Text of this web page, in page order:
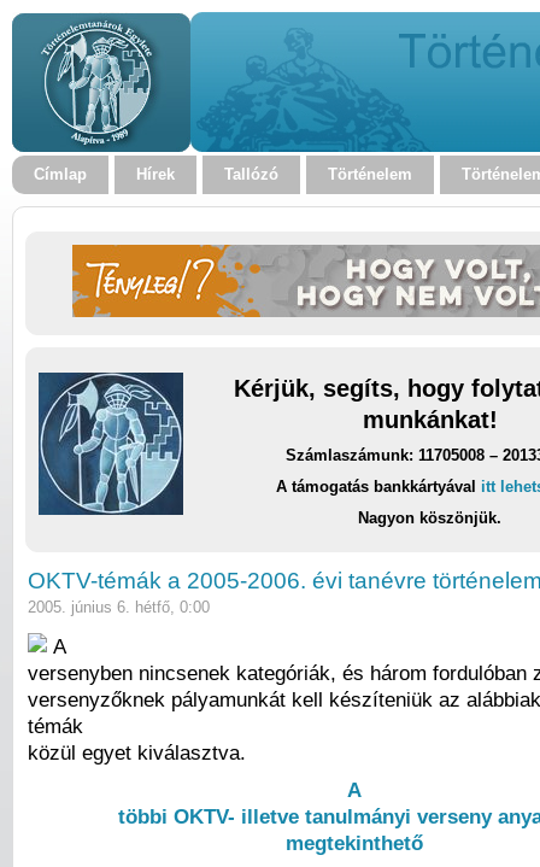
Címlap Hírek Tallózó Történelem
Kérjük, segíts, hogy
munkánkat!
Számlaszámunk: 11705008 –
A támogatás bankkártyával itt
Nagyon köszönjük.
OKTV-témák a 2005-2006. évi tanévre
2005. június 6. hétfő, 0:00
A
versenyben nincsenek kategóriák, és három fordulóban
versenyzőknek pályamunkát kell készíteniük az
témák
közül egyet kiválasztva.
A
többi OKTV- illetve tanulmányi verseny
megtekinthető